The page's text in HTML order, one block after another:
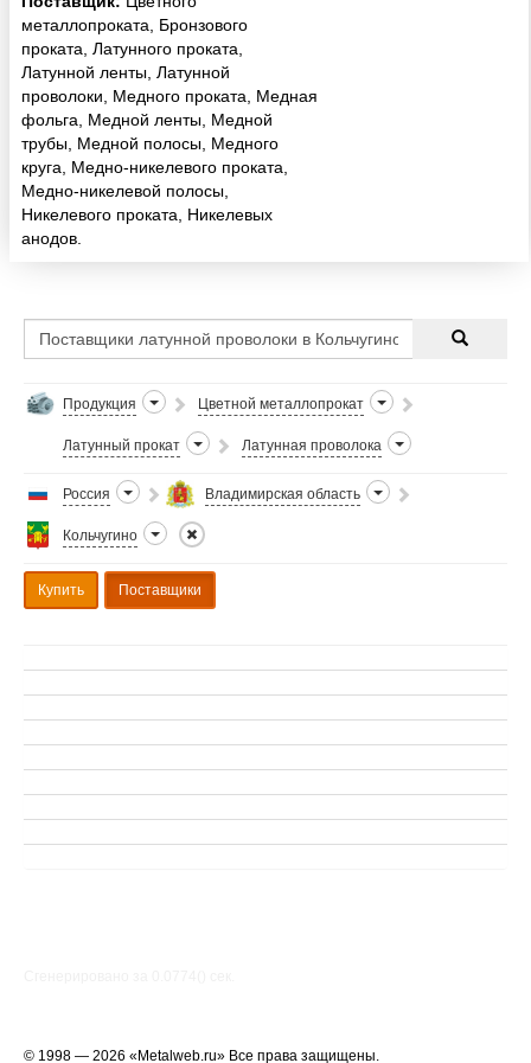
металлопроката, Бронзового
проката, Латунного проката,
Латунной ленты, Латунной
проволоки, Медного проката, Медная
фольга, Медной ленты, Медной
трубы, Медной полосы, Медного
круга, Медно-никелевого проката,
Медно-никелевой полосы,
Никелевого проката, Никелевых
анодов.
Продукция Цветной металлопрокат
Латунный прокат Латунная проволока
Россия Владимирская область
Кольчугино
Купить Поставщики
© 1998 — 2026 «Metalweb.ru» Все права защищены.